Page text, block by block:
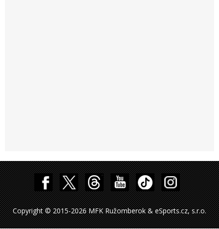
Copyright © 2015-2026 MFK Ružomberok & eSports.cz, s.r.o.